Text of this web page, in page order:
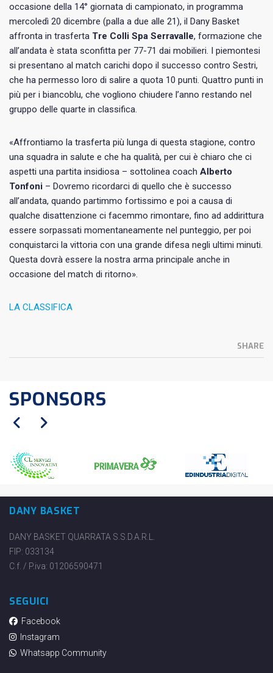
occasione della 14° giornata di campionato, in programma
mercoledì 20 dicembre (palla a due alle 21), il Dany Basket
affronta in trasferta Tre Colli Spa Serravalle, formazione che
all’andata è stata sconfitta per 77-71 dai mobilieri. I piemontesi
si presentano al match carichi dopo il successo contro Sestri,
che ha permesso loro di salire a quota 10 punti. Quattro punti in
più per i biancoblu, che vogliono chiudere l’anno restando nel
gruppo delle quarte in classifica.
«Affrontiamo la trasferta più lunga di questa stagione, contro
una squadra in salute e che ha qualità, per cui è chiaro che ci
aspetti una partita insidiosa – sottolinea coach Alberto
Tonfoni – Dovremo ricordarci di quello che è successo
all’andata, quando partimmo fortissimo e poi a causa di
qualche disattenzione ci facemmo rimontare, fino ad addirittura
essere sorpassati momentaneamente nel punteggio, per poi
conquistarci la vittoria con una grande difesa negli ultimi minuti.
Questa dovrà essere la nostra arma principale anche in
occasione del match di ritorno».
LA CLASSIFICA
SHARE
SPONSORS
DANY BASKET
DANY BASKET QUARRATA S.S.D.A.R.L.
FIP: 033134
C.f. / P.iva: 01206590471
SEGUICI
Facebook
Instagram
Whatsapp Community